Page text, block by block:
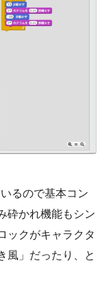
るので基本コン
砕かれ機能もシン
ックがキャラクタ
風」だったり、と